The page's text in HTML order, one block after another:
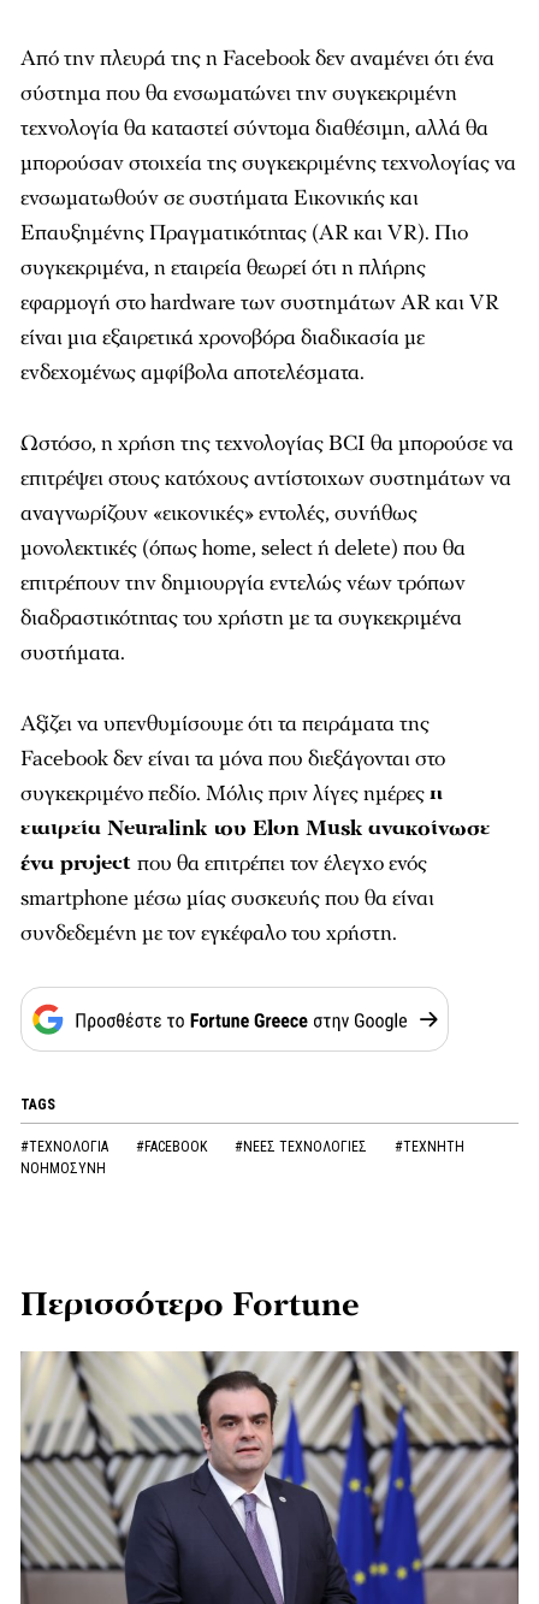
Από την πλευρά της η Facebook δεν αναμένει ότι ένα
σύστημα που θα ενσωματώνει την συγκεκριμένη
τεχνολογία θα καταστεί σύντομα διαθέσιμη, αλλά θα
μπορούσαν στοιχεία της συγκεκριμένης τεχνολογίας να
ενσωματωθούν σε συστήματα Εικονικής και
Επαυξημένης Πραγματικότητας (AR και VR). Πιο
συγκεκριμένα, η εταιρεία θεωρεί ότι η πλήρης
εφαρμογή στο hardware των συστημάτων AR και VR
είναι μια εξαιρετικά χρονοβόρα διαδικασία με
ενδεχομένως αμφίβολα αποτελέσματα.
Ωστόσο, η χρήση της τεχνολογίας BCI θα μπορούσε να
επιτρέψει στους κατόχους αντίστοιχων συστημάτων να
αναγνωρίζουν «εικονικές» εντολές, συνήθως
μονολεκτικές (όπως home, select ή delete) που θα
επιτρέπουν την δημιουργία εντελώς νέων τρόπων
διαδραστικότητας του χρήστη με τα συγκεκριμένα
συστήματα.
Αξίζει να υπενθυμίσουμε ότι τα πειράματα της
Facebook δεν είναι τα μόνα που διεξάγονται στο
συγκεκριμένο πεδίο. Μόλις πριν λίγες ημέρεςη
εταιρεία Neuralink του Elon Musk ανακοίνωσε
ένα project που θα επιτρέπει τον έλεγχο ενός
smartphone μέσω μίας συσκευής που θα είναι
συνδεδεμένη με τον εγκέφαλο του χρήστη.
TAGS
#ΤΕΧΝΟΛΟΓΙΑ #FACEBOOK #ΝΕΕΣ ΤΕΧΝΟΛΟΓΙΕΣ
#ΤΕΧΝΗΤΗ
ΝΟΗΜΟΣΥΝΗ
Περισσότερο Fortune